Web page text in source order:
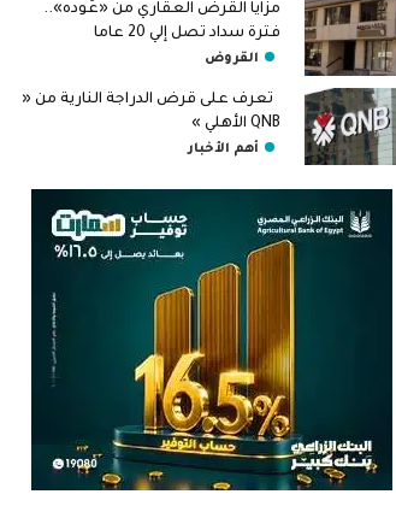
مزايا القرض العقاري من «عَوده»..
فترة سداد تصل إلي 20 عاما
القروض
تعرف على قرض الدراجة النارية من «
QNB الأهلي »
أهم الأخبار